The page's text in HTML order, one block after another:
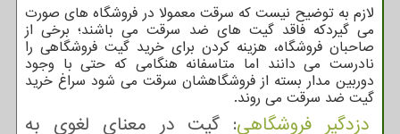
لازم به توضیح نیست که سرقت معمولا در فروشگاه های صورت
می گیردکه فاقد گیت های ضد سرقت می باشند؛ برخی از
صاحبان فروشگاه، هزینه کردن برای خرید گیت فروشگاهی را
نادرست می دانند اما متاسفانه هنگامی که حتی با وجود
دوربین مدار بسته از فروشگاهشان سرقت می شود سراغ خرید
گیت ضد سرقت می روند.
دزدگیر فروشگاهی: گیت در معنای لغوی به